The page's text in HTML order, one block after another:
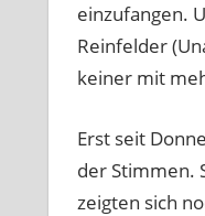
einzufangen.
Reinfelder
keiner mit
Erst seit
der Stimmen.
zeigten sich